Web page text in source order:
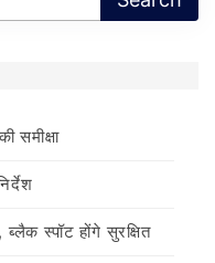
समीक्षा
स्पॉट होंगे सुरक्षित